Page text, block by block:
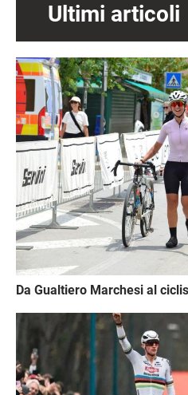
Ultimi articoli
Immagine
Da Gualtiero Marchesi al